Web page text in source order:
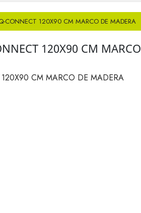
CONNECT 120X90 CM MARCO DE MADERA
120X90 CM MARCO
CM MARCO DE MADERA